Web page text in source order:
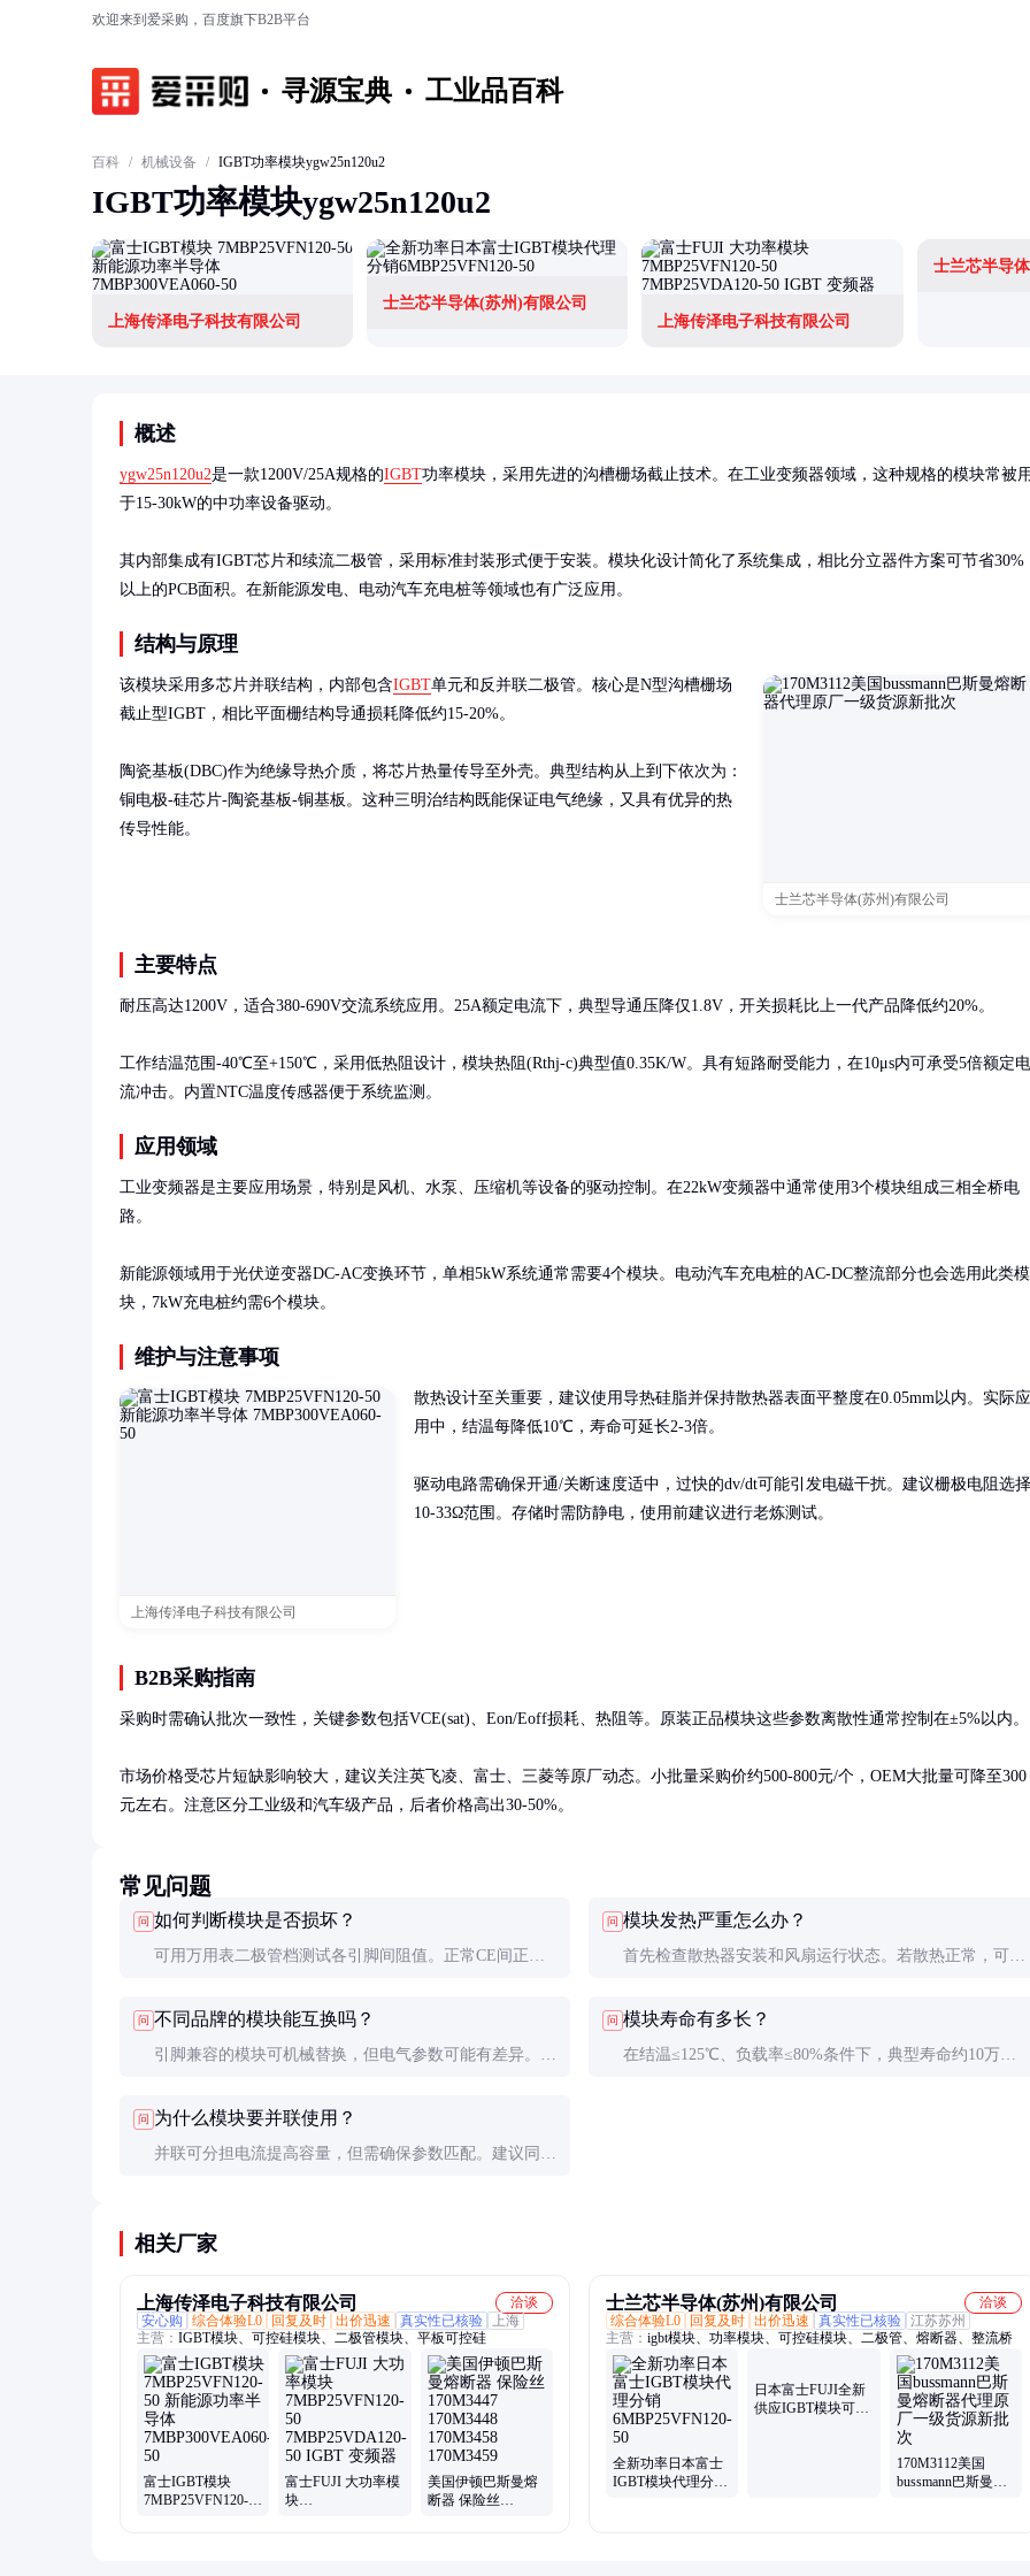
欢迎来到爱采购，百度旗下B2B平台
寻源宝典 工业品百科
百科 / 机械设备 / IGBT功率模块ygw25n120u2
IGBT功率模块ygw25n120u2
上海传泽电子科技有限公司
士兰芯半导体(苏州)有限公司
上海传泽电子科技有限公司
士兰芯半导
概述
ygw25n120u2是一款1200V/25A规格的IGBT功率模块，采用先进的沟槽栅场截止技术。在工业变频器领域，这种规格的模块常被用
于15-30kW的中功率设备驱动。
其内部集成有IGBT芯片和续流二极管，采用标准封装形式便于安装。模块化设计简化了系统集成，相比分立器件方案可节省30%
以上的PCB面积。在新能源发电、电动汽车充电桩等领域也有广泛应用。
结构与原理
士兰芯半导体(苏州)有限公司
该模块采用多芯片并联结构，内部包含IGBT单元和反并联二极管。核心是N型沟槽栅场
截止型IGBT，相比平面栅结构导通损耗降低约15-20%。
陶瓷基板(DBC)作为绝缘导热介质，将芯片热量传导至外壳。典型结构从上到下依次为：
铜电极-硅芯片-陶瓷基板-铜基板。这种三明治结构既能保证电气绝缘，又具有优异的热
传导性能。
主要特点
耐压高达1200V，适合380-690V交流系统应用。25A额定电流下，典型导通压降仅1.8V，开关损耗比上一代产品降低约20%。
工作结温范围-40℃至+150℃，采用低热阻设计，模块热阻(Rthj-c)典型值0.35K/W。具有短路耐受能力，在10μs内可承受5倍额定电
流冲击。内置NTC温度传感器便于系统监测。
应用领域
工业变频器是主要应用场景，特别是风机、水泵、压缩机等设备的驱动控制。在22kW变频器中通常使用3个模块组成三相全桥电
路。
新能源领域用于光伏逆变器DC-AC变换环节，单相5kW系统通常需要4个模块。电动汽车充电桩的AC-DC整流部分也会选用此类模
块，7kW充电桩约需6个模块。
维护与注意事项
上海传泽电子科技有限公司
散热设计至关重要，建议使用导热硅脂并保持散热器表面平整度在0.05mm以内。实际应
用中，结温每降低10℃，寿命可延长2-3倍。
驱动电路需确保开通/关断速度适中，过快的dv/dt可能引发电磁干扰。建议栅极电阻选择
10-33Ω范围。存储时需防静电，使用前建议进行老炼测试。
B2B采购指南
采购时需确认批次一致性，关键参数包括VCE(sat)、Eon/Eoff损耗、热阻等。原装正品模块这些参数离散性通常控制在±5%以内。
市场价格受芯片短缺影响较大，建议关注英飞凌、富士、三菱等原厂动态。小批量采购价约500-800元/个，OEM大批量可降至300
元左右。注意区分工业级和汽车级产品，后者价格高出30-50%。
常见问题
问 如何判断模块是否损坏？
可用万用表二极管档测试各引脚间阻值。正常CE间正反
路则可能损坏。
问 模块发热严重怎么办？
首先检查散热器安装和风扇运行状态。若散热正常，可能
荐±15V)和波形。
问 不同品牌的模块能互换吗？
引脚兼容的模块可机械替换，但电气参数可能有差异。建
化。
问 模块寿命有多长？
在结温≤125℃、负载率≤80%条件下，典型寿命约10万小
问 为什么模块要并联使用？
并联可分担电流提高容量，但需确保参数匹配。建议同一
相关厂家
上海传泽电子科技有限公司
洽谈
安心购
综合体验L0 回复及时 出价迅速 真实性已核验
上海
主营： IGBT模块、可控硅模块、二极管模块、平板可控硅
富士IGBT模块
7MBP25VFN120-50
富士FUJI 大功率模
块
美国伊顿巴斯曼熔
断器 保险丝
士兰芯半导体(苏州)有限公司
洽谈
综合体验L0
回复及时 出价迅速 真实性已核验 江苏苏州
主营： igbt模块、功率模块、可控硅模块、二极管、熔断器、整流桥
全新功率日本富士
IGBT模块代理分销
日本富士FUJI全新
供应IGBT模块可控
170M3112美国
bussmann巴斯曼熔